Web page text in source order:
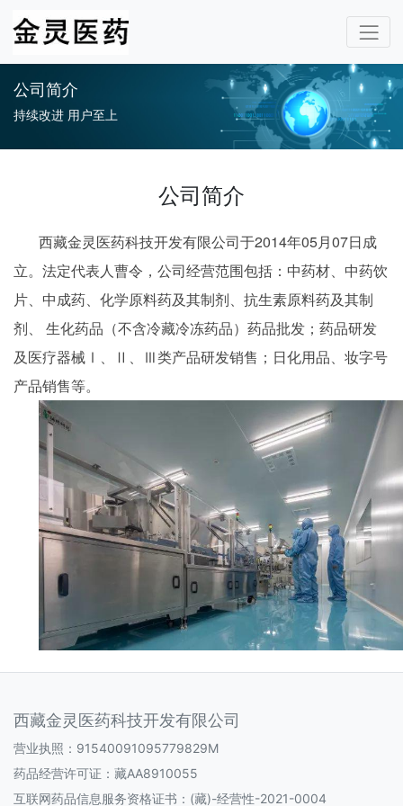
公司简介
持续改进 用户至上
公司简介
西藏金灵医药科技开发有限公司于2014年05月07日成
立。法定代表人曹令，公司经营范围包括：中药材、中药饮
片、中成药、化学原料药及其制剂、抗生素原料药及其制
剂、 生化药品（不含冷藏冷冻药品）药品批发；药品研发
及医疗器械Ⅰ、Ⅱ、Ⅲ类产品研发销售；日化用品、妆字号
产品销售等。
西藏金灵医药科技开发有限公司
营业执照：91540091095779829M
药品经营许可证： 藏AA8910055
互联网药品信息服务资格证书： (藏)-经营性-2021-0004